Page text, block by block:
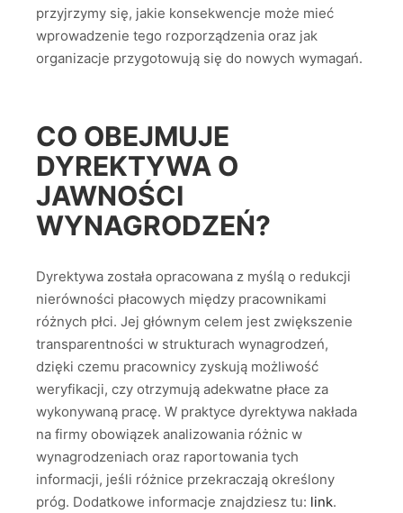
przyjrzymy się, jakie konsekwencje może mieć
wprowadzenie tego rozporządzenia oraz jak
organizacje przygotowują się do nowych wymagań.
CO OBEJMUJE
DYREKTYWA O
JAWNOŚCI
WYNAGRODZEŃ?
Dyrektywa została opracowana z myślą o redukcji
nierówności płacowych między pracownikami
różnych płci. Jej głównym celem jest zwiększenie
transparentności w strukturach wynagrodzeń,
dzięki czemu pracownicy zyskują możliwość
weryfikacji, czy otrzymują adekwatne płace za
wykonywaną pracę. W praktyce dyrektywa nakłada
na firmy obowiązek analizowania różnic w
wynagrodzeniach oraz raportowania tych
informacji, jeśli różnice przekraczają określony
próg. Dodatkowe informacje znajdziesz tu: link.